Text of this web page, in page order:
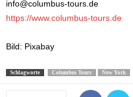
info@columbus-tours.de
https://www.columbus-tours.de
Bild: Pixabay
Schlagworte Columbus Tours New York